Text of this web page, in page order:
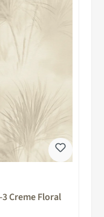
Creme Floral